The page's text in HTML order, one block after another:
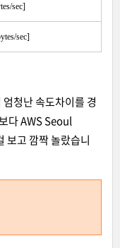
sec]
sec]
청난 속도차이를 경
다 AWS Seoul
보고 깜짝 놀랐습니